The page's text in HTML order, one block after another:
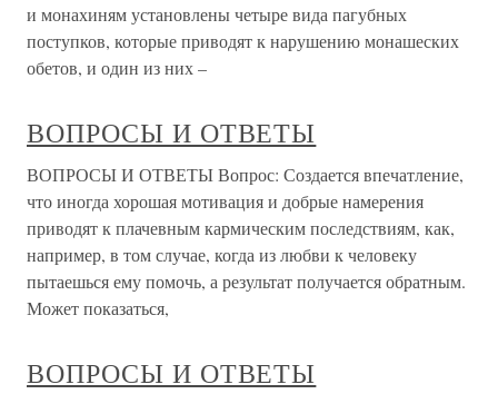
и монахиням установлены четыре вида пагубных
поступков, которые приводят к нарушению монашеских
обетов, и один из них –
ВОПРОСЫ И ОТВЕТЫ
ВОПРОСЫ И ОТВЕТЫ Вопрос: Создается впечатление,
что иногда хорошая мотивация и добрые намерения
приводят к плачевным кармическим последствиям, как,
например, в том случае, когда из любви к человеку
пытаешься ему помочь, а результат получается обратным.
Может показаться,
ВОПРОСЫ И ОТВЕТЫ